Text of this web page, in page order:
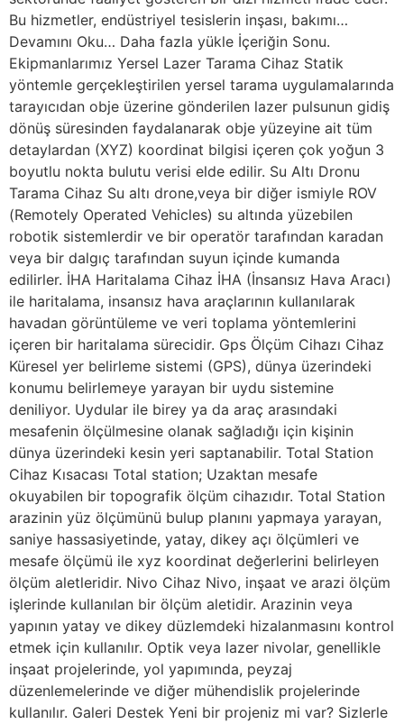
Bu hizmetler, endüstriyel tesislerin inşası, bakımı…
Devamını Oku… Daha fazla yükle İçeriğin Sonu.
Ekipmanlarımız Yersel Lazer Tarama Cihaz Statik
yöntemle gerçekleştirilen yersel tarama uygulamalarında
tarayıcıdan obje üzerine gönderilen lazer pulsunun gidiş
dönüş süresinden faydalanarak obje yüzeyine ait tüm
detaylardan (XYZ) koordinat bilgisi içeren çok yoğun 3
boyutlu nokta bulutu verisi elde edilir. Su Altı Dronu
Tarama Cihaz Su altı drone,veya bir diğer ismiyle ROV
(Remotely Operated Vehicles) su altında yüzebilen
robotik sistemlerdir ve bir operatör tarafından karadan
veya bir dalgıç tarafından suyun içinde kumanda
edilirler. İHA Haritalama Cihaz İHA (İnsansız Hava Aracı)
ile haritalama, insansız hava araçlarının kullanılarak
havadan görüntüleme ve veri toplama yöntemlerini
içeren bir haritalama sürecidir. Gps Ölçüm Cihazı Cihaz
Küresel yer belirleme sistemi (GPS), dünya üzerindeki
konumu belirlemeye yarayan bir uydu sistemine
deniliyor. Uydular ile birey ya da araç arasındaki
mesafenin ölçülmesine olanak sağladığı için kişinin
dünya üzerindeki kesin yeri saptanabilir. Total Station
Cihaz Kısacası Total station; Uzaktan mesafe
okuyabilen bir topografik ölçüm cihazıdır. Total Station
arazinin yüz ölçümünü bulup planını yapmaya yarayan,
saniye hassasiyetinde, yatay, dikey açı ölçümleri ve
mesafe ölçümü ile xyz koordinat değerlerini belirleyen
ölçüm aletleridir. Nivo Cihaz Nivo, inşaat ve arazi ölçüm
işlerinde kullanılan bir ölçüm aletidir. Arazinin veya
yapının yatay ve dikey düzlemdeki hizalanmasını kontrol
etmek için kullanılır. Optik veya lazer nivolar, genellikle
inşaat projelerinde, yol yapımında, peyzaj
düzenlemelerinde ve diğer mühendislik projelerinde
kullanılır. Galeri Destek Yeni bir projeniz mi var? Sizlerle